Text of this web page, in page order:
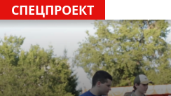
СПЕЦПРОЕКТ